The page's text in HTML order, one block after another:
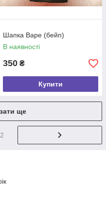
Шапка Bape (бейп)
В наявності
350 ₴
Купити
ще